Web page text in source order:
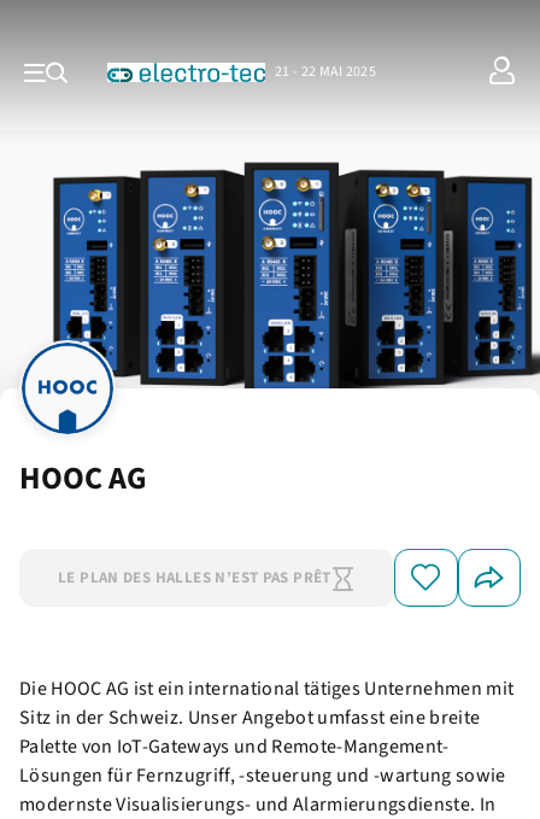
21 - 22 MAI 2025
HOOC AG
LE PLAN DES HALLES N’EST PAS PRÊT
Die HOOC AG ist ein international tätiges Unternehmen mit
Sitz in der Schweiz. Unser Angebot umfasst eine breite
Palette von IoT-Gateways und Remote-Mangement-
Lösungen für Fernzugriff, -steuerung und -wartung sowie
modernste Visualisierungs- und Alarmierungsdienste. In